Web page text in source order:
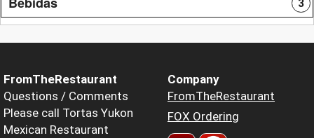
3
FromTheRestaurant
Questions / Comments
Please call Tortas Yukon
Mexican Restaurant
Company
FromTheRestaurant
FOX Ordering